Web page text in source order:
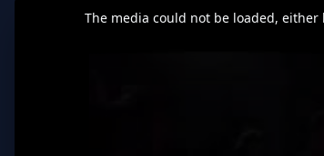
is
The media could not be loaded,